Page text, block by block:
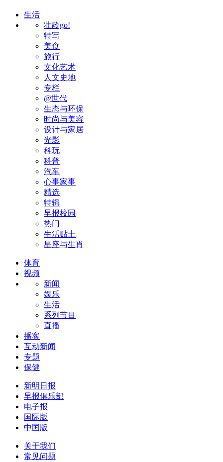
生活
壮龄go!
特写
美食
旅行
文化艺术
人文史地
专栏
@世代
生态与环保
时尚与美容
设计与家居
光影
科玩
科普
汽车
心事家事
精选
特辑
早报校园
热门
生活贴士
星座与生肖
体育
视频
新闻
娱乐
生活
系列节目
直播
播客
互动新闻
专题
保健
新明日报
早报俱乐部
电子报
国际版
中国版
关于我们
常见问题